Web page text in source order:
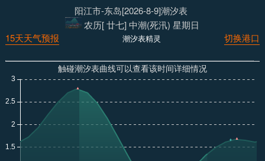
阳江市-东岛[2026-8-9]潮汐表
农历[ 廿七] 中潮(死汛) 星期日
切换港口
潮汐表精灵
15天天气预报
触碰潮汐表曲线可以查看该时间详细情况